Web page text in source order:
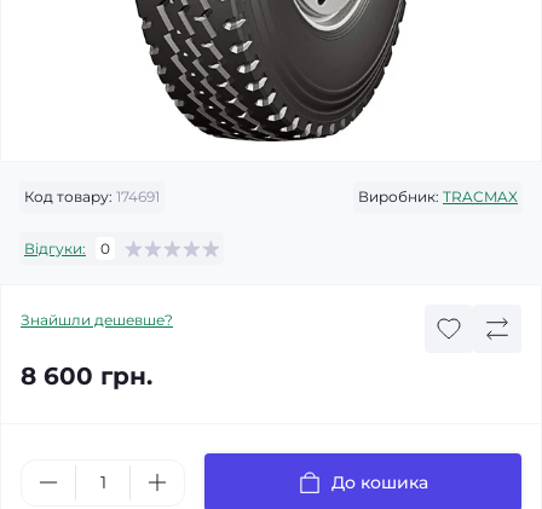
Код товару: 174691 Виробник: TRACMAX
Відгуки: 0
Знайшли дешевше?
8 600 грн.
До кошика